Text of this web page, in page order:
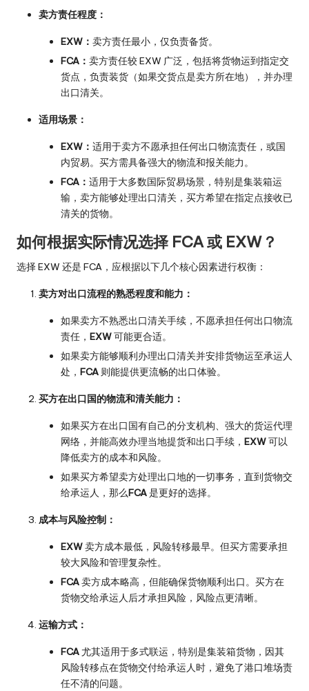
卖方责任程度：
EXW： 卖方责任最小，仅负责备货。
FCA： 卖方责任较 EXW 广泛，包括将货物运到指定交
货点，负责装货（如果交货点是卖方所在地），并办理
出口清关。
适用场景：
EXW： 适用于卖方不愿承担任何出口物流责任，或国
内贸易。买方需具备强大的物流和报关能力。
FCA： 适用于大多数国际贸易场景，特别是集装箱运
输，卖方能够处理出口清关，买方希望在指定点接收已
清关的货物。
如何根据实际情况选择 FCA 或 EXW？
选择 EXW 还是 FCA，应根据以下几个核心因素进行权衡：
卖方对出口流程的熟悉程度和能力：
如果卖方不熟悉出口清关手续，不愿承担任何出口物流
责任， EXW可能更合适。
如果卖方能够顺利办理出口清关并安排货物运至承运人
处， FCA 则能提供更流畅的出口体验。
买方在出口国的物流和清关能力：
如果买方在出口国有自己的分支机构、强大的货运代理
网络，并能高效办理当地提货和出口手续， EXW可以
降低卖方的成本和风险。
如果买方希望卖方处理出口地的一切事务，直到货物交
给承运人，那么FCA是更好的选择。
成本与风险控制：
EXW卖方成本最低，风险转移最早。但买方需要承担
较大风险和管理复杂性。
FCA卖方成本略高，但能确保货物顺利出口。买方在
货物交给承运人后才承担风险，风险点更清晰。
运输方式：
FCA尤其适用于多式联运，特别是集装箱货物，因其
风险转移点在货物交付给承运人时，避免了港口堆场责
任不清的问题。